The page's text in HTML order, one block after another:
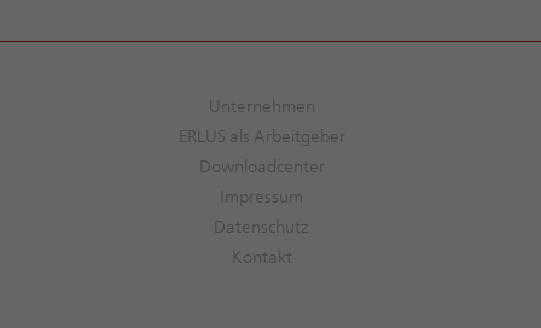
Unternehmen
ERLUS als Arbeitgeber
Downloadcenter
Impressum
Datenschutz
Kontakt